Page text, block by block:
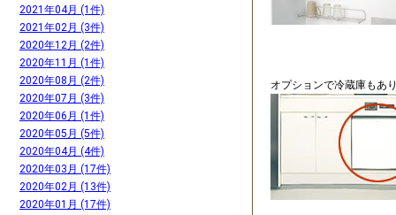
オプションで冷蔵庫もあ
2021年04月 (1件)
2021年02月 (3件)
2020年12月 (2件)
2020年11月 (1件)
2020年08月 (2件)
2020年07月 (3件)
2020年06月 (1件)
2020年05月 (5件)
2020年04月 (4件)
2020年03月 (17件)
2020年02月 (13件)
2020年01月 (17件)